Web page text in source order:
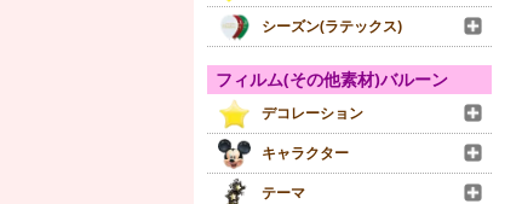
シーズン(ラテックス)
フィルム(その他素材)バルーン
デコレーション
キャラクター
テーマ